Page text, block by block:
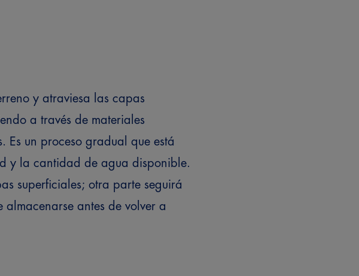
y atraviesa las capas
a través de materiales
Es un proceso gradual que está
y la cantidad de agua disponible.
superficiales; otra parte seguirá
antes de volver a